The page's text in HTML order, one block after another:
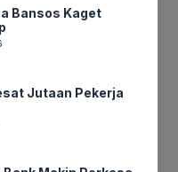
Bansos Kaget
Jutaan Pekerja